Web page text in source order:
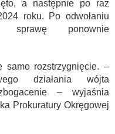
a następnie po raz
roku. Po odwołaniu
sprawę ponownie
samo rozstrzygnięcie. –
działania wójta
– wyjaśnia
Prokuratury Okręgowej